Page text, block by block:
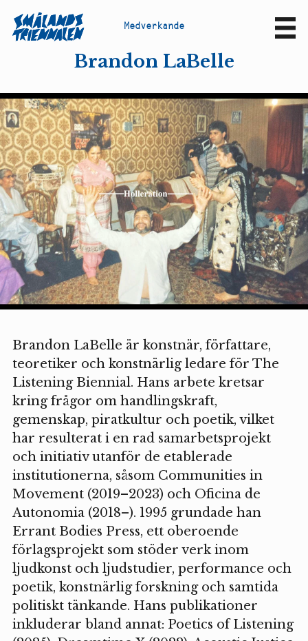
Medverkande
Brandon LaBelle
Brandon LaBelle är konstnär, författare,
teoretiker och konstnärlig ledare för The
Listening Biennial. Hans arbete kretsar
kring frågor om handlingskraft,
gemenskap, piratkultur och poetik, vilket
har resulterat i en rad samarbetsprojekt
och initiativ utanför de etablerade
institutionerna, såsom Communities in
Movement (2019–2023) och Oficina de
Autonomia (2018–). 1995 grundade han
Errant Bodies Press, ett oberoende
förlagsprojekt som stöder verk inom
ljudkonst och ljudstudier, performance och
poetik, konstnärlig forskning och samtida
politiskt tänkande. Hans publikationer
inkluderar bland annat: Poetics of Listening